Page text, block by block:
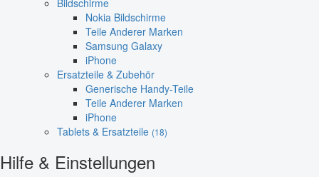
Nokia Bildschirme
Teile Anderer Marken
Samsung Galaxy
iPhone
Ersatzteile & Zubehör
Generische Handy-Teile
Teile Anderer Marken
iPhone
Tablets & Ersatzteile (18)
Hilfe & Einstellungen